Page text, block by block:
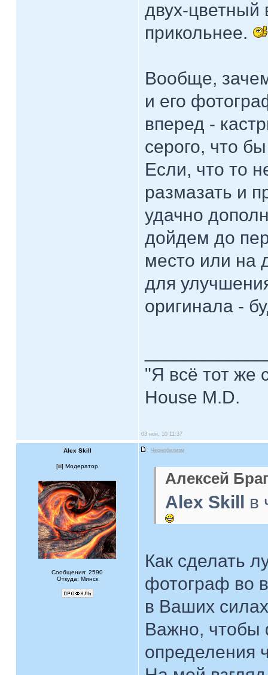
двух-цветный
прикольнее.
Вообще,
и его
вперед -
серого, что
Если, что то
размазать и
удачно
дойдем до
место или на
для
оригинала -
"Я всё тот же
House M.D.
03 ноя, 10 11:37
Alex Skill Чернобилизм
[ ] Модератор
Сообщения: 2590
Откуда: Минск
Алексей
Alex Skill в
Как сделать
фотограф во
в Ваших
Важно, чтобы
определения